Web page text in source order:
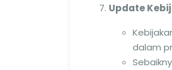
Update
dalam